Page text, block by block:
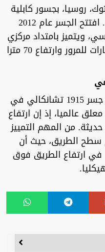
روسيا، بجسور كابلية
يصل ارتفاعها إلى 320.9 مترا. افتتح الجسر عام 2012
ويتميز بامتداد مركزي
1,104 مترا، مع توفير أربع مسارات للمرور وارتفاع 70 مترا
قد يفاجأ البعض بعدم ظهور جسر 1915 تشانكالي في
عالميا، إذ إن ارتفاع
من المهم التمييز
سطح الطريق، حيث أن
ارتفاع الطريق فوق